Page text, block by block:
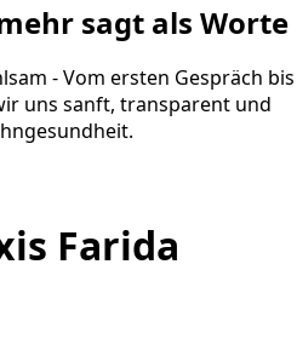
sagt als Worte
- Vom ersten Gespräch bis
uns sanft, transparent und
Farida